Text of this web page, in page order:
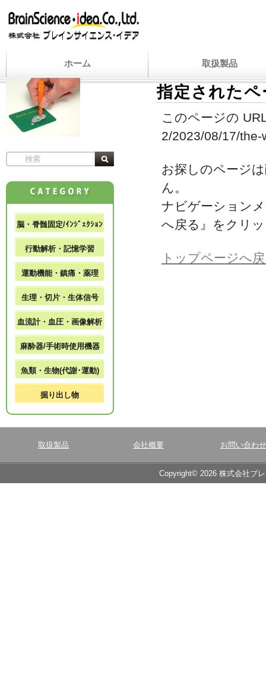
ホーム 取扱製品
指定された
このページの
2/2023/08/17/
お探しのページ
ん。
ナビゲーション
へ戻る』をクリ
トップページへ
脳・脊髄固定/ｲﾝｼﾞｪｸｼｮﾝ
行動解析・記憶学習
運動機能・鎮痛・薬理
生理・切片・生体信号
血流計・血圧・画像解析
麻酔器/手術時使用機器
魚類・生物(代謝･運動)
掘り出し物
取扱製品 会社概要 お問い合わせ
Copyright© 2026 株式会社ブ